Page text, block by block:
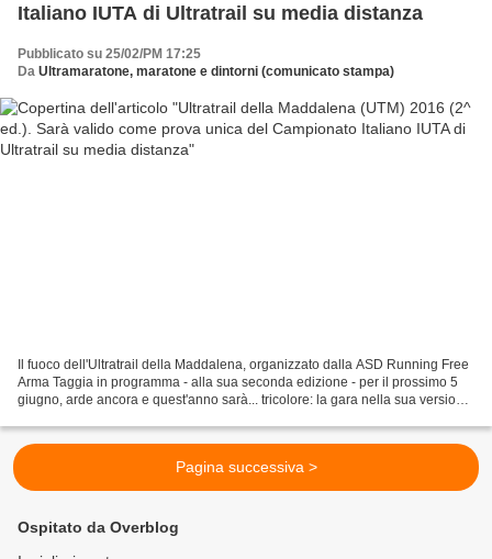
Italiano IUTA di Ultratrail su media distanza
Pubblicato su 25/02/PM 17:25
Da Ultramaratone, maratone e dintorni (comunicato stampa)
Il fuoco dell'Ultratrail della Maddalena, organizzato dalla ASD Running Free
Arma Taggia in programma - alla sua seconda edizione - per il prossimo 5
giugno, arde ancora e quest'anno sarà... tricolore: la gara nella sua versione
Pagina successiva >
Ospitato da Overblog